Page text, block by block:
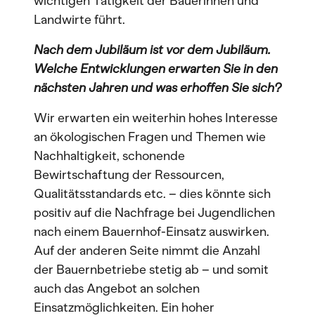
Landwirte führt.
Nach dem Jubiläum ist vor dem Jubiläum.
Welche Entwicklungen erwarten Sie in den
nächsten Jahren und was erhoffen Sie sich?
Wir erwarten ein weiterhin hohes Interesse
an ökologischen Fragen und Themen wie
Nachhaltigkeit, schonende
Bewirtschaftung der Ressourcen,
Qualitätsstandards etc. – dies könnte sich
positiv auf die Nachfrage bei Jugendlichen
nach einem Bauernhof-Einsatz auswirken.
Auf der anderen Seite nimmt die Anzahl
der Bauernbetriebe stetig ab – und somit
auch das Angebot an solchen
Einsatzmöglichkeiten. Ein hoher